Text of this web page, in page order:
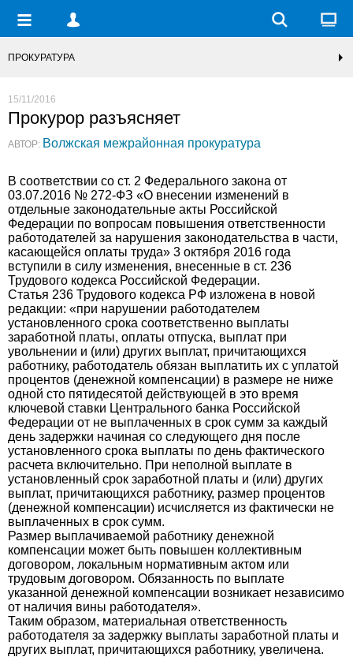
ПРОКУРАТУРА
15/11/2016
Прокурор разъясняет
АВТОР: Волжская межрайонная прокуратура
В соответствии со ст. 2 Федерального закона от
03.07.2016 № 272-ФЗ «О внесении изменений в
отдельные законодательные акты Российской
Федерации по вопросам повышения ответственности
работодателей за нарушения законодательства в части,
касающейся оплаты труда» 3 октября 2016 года
вступили в силу изменения, внесенные в ст. 236
Трудового кодекса Российской Федерации.
Статья 236 Трудового кодекса РФ изложена в новой
редакции: «при нарушении работодателем
установленного срока соответственно выплаты
заработной платы, оплаты отпуска, выплат при
увольнении и (или) других выплат, причитающихся
работнику, работодатель обязан выплатить их с уплатой
процентов (денежной компенсации) в размере не ниже
одной сто пятидесятой действующей в это время
ключевой ставки Центрального банка Российской
Федерации от не выплаченных в срок сумм за каждый
день задержки начиная со следующего дня после
установленного срока выплаты по день фактического
расчета включительно. При неполной выплате в
установленный срок заработной платы и (или) других
выплат, причитающихся работнику, размер процентов
(денежной компенсации) исчисляется из фактически не
выплаченных в срок сумм.
Размер выплачиваемой работнику денежной
компенсации может быть повышен коллективным
договором, локальным нормативным актом или
трудовым договором. Обязанность по выплате
указанной денежной компенсации возникает независимо
от наличия вины работодателя».
Таким образом, материальная ответственность
работодателя за задержку выплаты заработной платы и
других выплат, причитающихся работнику, увеличена.